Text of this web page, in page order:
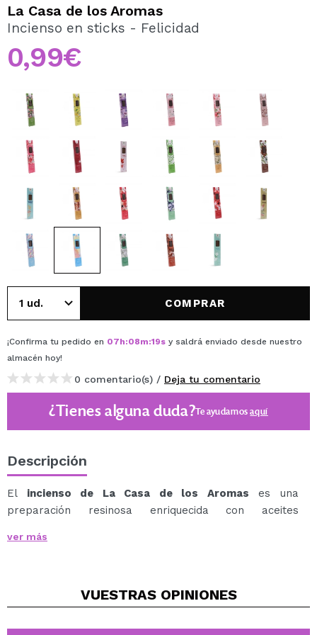
Al crear una cuenta en Maquillalia.com podrás realizar
tus compras rápidamente, revisar el estado de tus
pedidos y consultar tus operaciones anteriores.
CREAR CUENTA
La Casa de los Aromas
Incienso en sticks - Felicidad
0,99€
COMPRAR
¡Confirma tu pedido en 07h:08m:19s y saldrá enviado desde nuestro
almacén hoy!
0 comentario(s) / Deja tu comentario
¿Tienes alguna duda?Te ayudamosaquí
Descripción
El incienso de La Casa de los Aromas es una
preparación resinosa enriquecida con aceites
un humo fragante ideal para aromatizar espacios y
Para un uso correcto y seguro, el stick debe colocarse
Esta fragancia ayuda a estimular los sentidos, aportar
ver más
VUESTRAS OPINIONES